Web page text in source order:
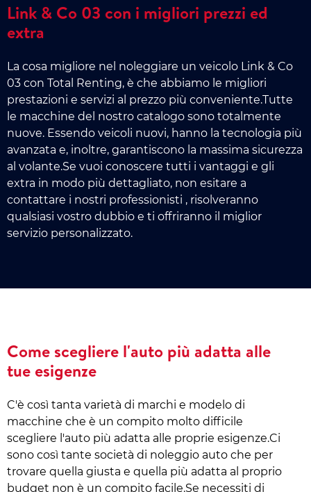
Link & Co 03 con i migliori prezzi ed
extra
La cosa migliore nel noleggiare un veicolo Link & Co
03 con Total Renting, è che abbiamo le migliori
prestazioni e servizi al prezzo più conveniente.Tutte
le macchine del nostro catalogo sono totalmente
nuove. Essendo veicoli nuovi, hanno la tecnologia più
avanzata e, inoltre, garantiscono la massima sicurezza
al volante.Se vuoi conoscere tutti i vantaggi e gli
extra in modo più dettagliato, non esitare a
contattare i nostri professionisti , risolveranno
qualsiasi vostro dubbio e ti offriranno il miglior
servizio personalizzato.
Come scegliere l'auto più adatta alle
tue esigenze
C'è così tanta varietà di marchi e modelo di
macchine che è un compito molto difficile
scegliere l'auto più adatta alle proprie esigenze.Ci
sono così tante società di noleggio auto che per
trovare quella giusta e quella più adatta al proprio
budget non è un compito facile.Se necessiti di